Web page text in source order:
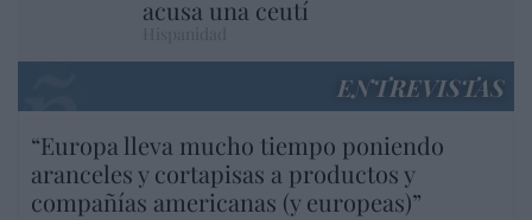
acusa una ceutí
ENTREVISTAS
“Europa lleva mucho tiempo poniendo
aranceles y cortapisas a productos y
compañías americanas (y europeas)”